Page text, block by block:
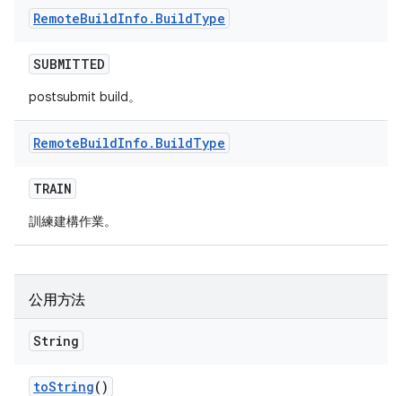
RemoteBuildInfo . BuildType
SUBMITTED
postsubmit build。
RemoteBuildInfo . BuildType
TRAIN
訓練建構作業。
公用方法
String
toString()